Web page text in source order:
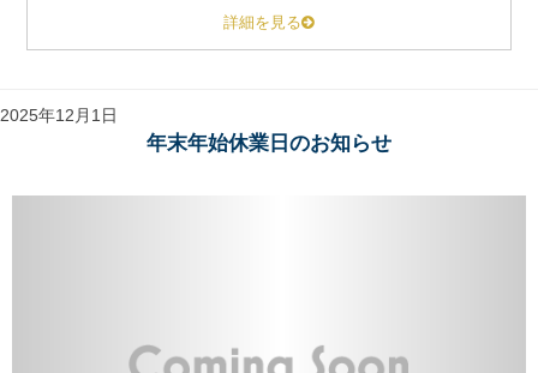
詳細を見る
2025年12月1日
年末年始休業日のお知らせ